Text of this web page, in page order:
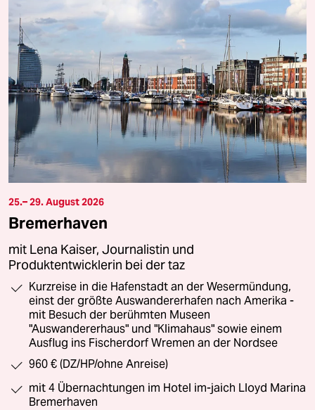
25.– 29. August 2026
Bremerhaven
mit Lena Kaiser, Journalistin und
Produktentwicklerin bei der taz
Kurzreise in die Hafenstadt an der Wesermündung,
einst der größte Auswandererhafen nach Amerika -
mit Besuch der berühmten Museen
"Auswandererhaus" und "Klimahaus" sowie einem
Ausflug ins Fischerdorf Wremen an der Nordsee
960 € (DZ/HP/ohne Anreise)
mit 4 Übernachtungen im Hotel im-jaich Lloyd Marina
Bremerhaven